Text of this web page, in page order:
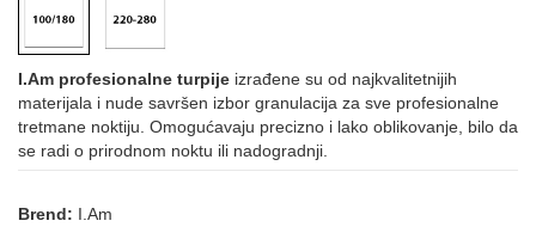
I.Am profesionalne turpije izrađene su od najkvalitetnijih
materijala i nude savršen izbor granulacija za sve profesionalne
tretmane noktiju. Omogućavaju precizno i lako oblikovanje, bilo da
se radi o prirodnom noktu ili nadogradnji.
Brend: I.Am